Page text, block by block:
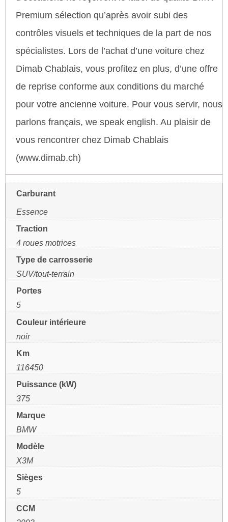
Premium sélection qu’après avoir subi des
contrôles visuels et techniques de la part de nos
spécialistes. Lors de l’achat d’une voiture chez
Dimab Chablais, vous profitez en plus, d’une offre
de reprise conforme aux conditions du marché
pour votre ancienne voiture. Pour vous servir, nous
parlons français, we speak english. Au plaisir de
vous rencontrer chez Dimab Chablais
(www.dimab.ch)
Carburant
Essence
Traction
4 roues motrices
Type de carrosserie
SUV/tout-terrain
Portes
5
Couleur intérieure
noir
Km
116450
Puissance (kW)
375
Marque
BMW
Modèle
X3M
Sièges
5
CCM